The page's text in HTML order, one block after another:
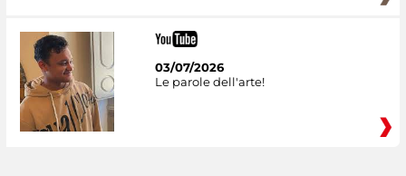
03/07/2026
Le parole dell'arte!